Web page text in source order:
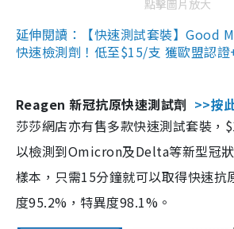
點擊圖片放大
延伸閱讀：【快速測試套裝】Good
快速檢測劑！低至$15/支 獲歐盟認
Reagen 新冠抗原快速測試劑 >>按
莎莎網店亦有售多款快速測試套裝，
以檢測到Omicron及Delta等新型冠
樣本，只需15分鐘就可以取得快速抗
度95.2%，特異度98.1%。